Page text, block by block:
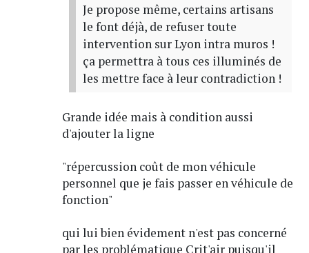
Je propose même, certains artisans
le font déjà, de refuser toute
intervention sur Lyon intra muros !
ça permettra à tous ces illuminés de
les mettre face à leur contradiction !
Grande idée mais à condition aussi
d'ajouter la ligne
"répercussion coût de mon véhicule
personnel que je fais passer en véhicule de
fonction"
qui lui bien évidement n'est pas concerné
par les problématique Crit'air puisqu'il